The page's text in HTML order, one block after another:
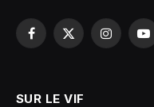
Facebook
X
SUR LE VIF